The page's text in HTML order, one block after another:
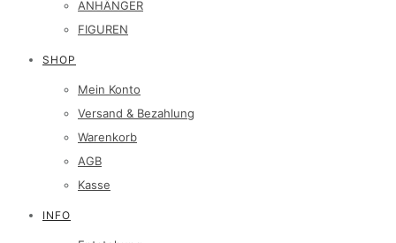
ANHÄNGER
FIGUREN
SHOP
Mein Konto
Versand & Bezahlung
Warenkorb
AGB
Kasse
INFO